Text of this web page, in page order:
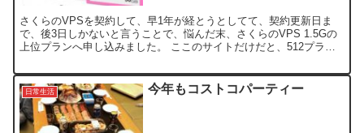
さくらのVPSを契約して、早1年が経とうとしてて、契約更新日ま
で、後3日しかないと言うことで、悩んだ末、さくらのVPS 1.5Gの
上位プランへ申し込みました。 ここのサイトだけだと、512プラン
日常生活 今年もコストコパーティー